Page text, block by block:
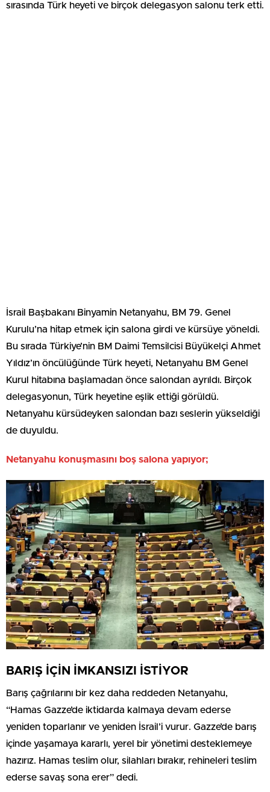
sırasında Türk heyeti ve birçok delegasyon salonu terk etti.
İsrail Başbakanı Binyamin Netanyahu, BM 79. Genel
Kurulu’na hitap etmek için salona girdi ve kürsüye yöneldi.
Bu sırada Türkiye’nin BM Daimi Temsilcisi Büyükelçi Ahmet
Yıldız’ın öncülüğünde Türk heyeti, Netanyahu BM Genel
Kurul hitabına başlamadan önce salondan ayrıldı. Birçok
delegasyonun, Türk heyetine eşlik ettiği görüldü.
Netanyahu kürsüdeyken salondan bazı seslerin yükseldiği
de duyuldu.
Netanyahu konuşmasını boş salona yapıyor;
BARIŞ İÇİN İMKANSIZI İSTİYOR
Barış çağrılarını bir kez daha reddeden Netanyahu,
“Hamas Gazze’de iktidarda kalmaya devam ederse
yeniden toparlanır ve yeniden İsrail’i vurur. Gazze’de barış
içinde yaşamaya kararlı, yerel bir yönetimi desteklemeye
hazırız. Hamas teslim olur, silahları bırakır, rehineleri teslim
ederse savaş sona erer” dedi.